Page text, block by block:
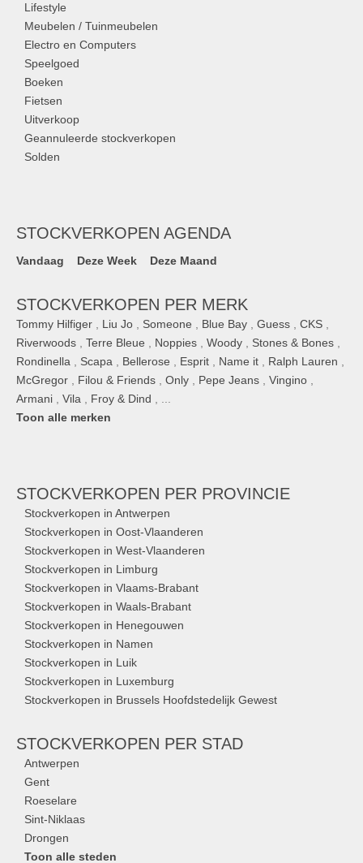
Lifestyle
Meubelen / Tuinmeubelen
Electro en Computers
Speelgoed
Boeken
Fietsen
Uitverkoop
Geannuleerde stockverkopen
Solden
STOCKVERKOPEN AGENDA
Vandaag Deze Week Deze Maand
STOCKVERKOPEN PER MERK
Tommy Hilfiger Liu Jo Someone Blue Bay Guess CKS
Riverwoods
Terre Bleue Noppies Woody Stones & Bones
Rondinella
Scapa Bellerose Esprit Name it Ralph Lauren
McGregor
Filou & Friends Only Pepe Jeans Vingino
Armani
Vila Froy & Dind
Toon alle merken
STOCKVERKOPEN PER PROVINCIE
Stockverkopen in Antwerpen
Stockverkopen in Oost-Vlaanderen
Stockverkopen in West-Vlaanderen
Stockverkopen in Limburg
Stockverkopen in Vlaams-Brabant
Stockverkopen in Waals-Brabant
Stockverkopen in Henegouwen
Stockverkopen in Namen
Stockverkopen in Luik
Stockverkopen in Luxemburg
Stockverkopen in Brussels Hoofdstedelijk Gewest
STOCKVERKOPEN PER STAD
Antwerpen
Gent
Roeselare
Sint-Niklaas
Drongen
Toon alle steden